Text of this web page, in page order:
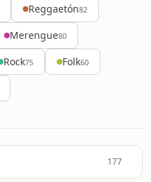
Reggaetón82
Merengue80
Rock75 Folk60
177